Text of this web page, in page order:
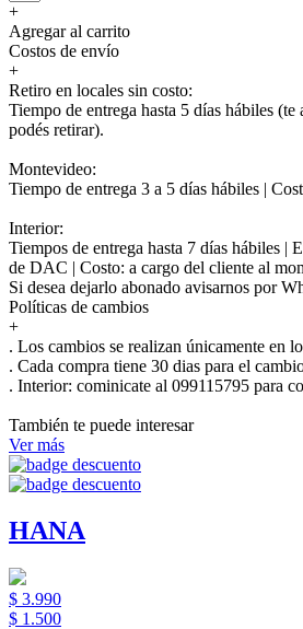
+
Agregar al carrito
Costos de envío
+
Retiro en locales sin costo:
Tiempo de entrega hasta 5 días hábiles
podés retirar).
Montevideo:
Tiempo de entrega 3 a 5 días hábiles |
Interior:
Tiempos de entrega hasta 7 días hábiles |
de DAC | Costo: a cargo del cliente al
Si desea dejarlo abonado avisarnos por
Políticas de cambios
+
. Los cambios se realizan únicamente en
. Cada compra tiene 30 dias para el
. Interior: cominicate al 099115795 para
También te puede interesar
Ver más
HANA
$ 3.990
$ 1.500